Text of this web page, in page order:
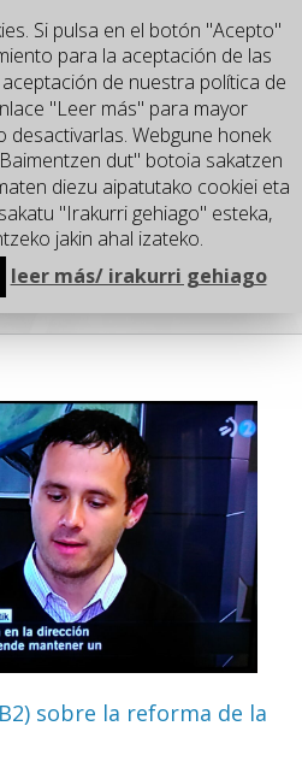
sobre la reforma de la
Si pulsa en el botón "Acepto"
para la aceptación de las
de nuestra política de
"Leer más" para mayor
Webgune honek
dut" botoia sakatzen
diezu aipatutako cookiei eta
"Irakurri gehiago" esteka,
jakin ahal izateko.
leer más/ irakurri gehiago